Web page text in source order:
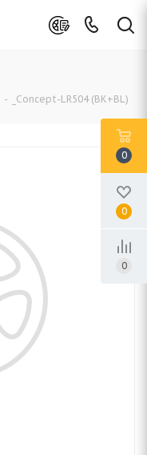
- _Concept-LR504 (BK+BL)
0
0
0